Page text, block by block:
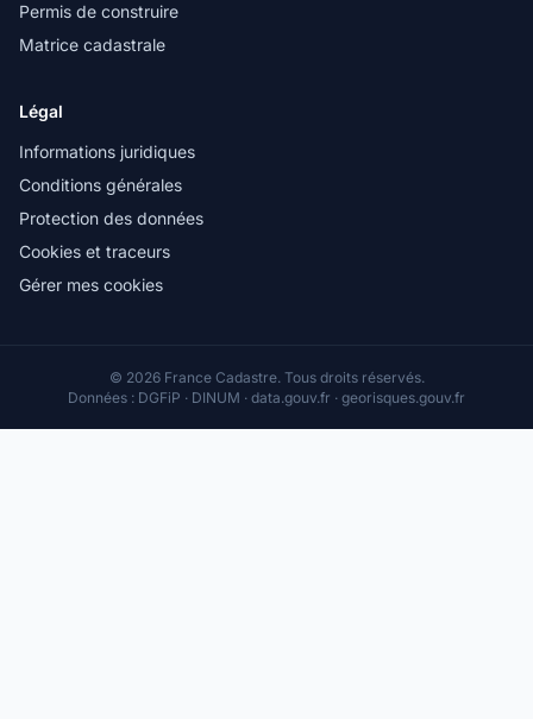
Permis de construire
Matrice cadastrale
Légal
Informations juridiques
Conditions générales
Protection des données
Cookies et traceurs
Gérer mes cookies
© 2026 France Cadastre. Tous droits réservés.
Données : DGFiP · DINUM · data.gouv.fr · georisques.gouv.fr